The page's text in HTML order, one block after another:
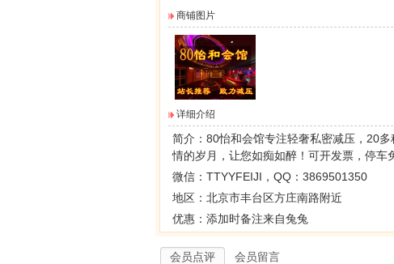
商铺图片
详细介绍
简介： 80怡和会馆专注轻奢私密减压，20多
情的岁月，让您如痴如醉！可开发票，停车
微信： TTYYFEIJI，QQ： 3869501350
地区： 北京市丰台区方庄南路附近
优惠：添加时备注来自兔兔
会员点评 会员留言